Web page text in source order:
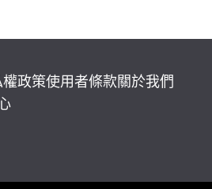
權政策使用者條款關於我們